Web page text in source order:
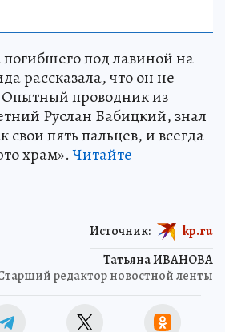
под лавиной на
рассказала, что он не
Опытный проводник из
Руслан Бабицкий, знал
пять пальцев, и всегда
храм».Читайте
Татьяна ИВАНОВА
редактор новостной ленты
Источник: kp.ru